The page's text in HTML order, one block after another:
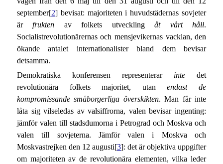
september[2] bevisat: majoriteten i huvudstädernas sovjeter
ärfrukten av folkets utvecklingåt vårt håll.
Socialistrevolutionärernas och mensjevikernas vacklan, den
ökande antalet internationalister bland dem bevisar
detsamma.
Demokratiska konferensen representerar inte det
revolutionära folkets majoritet, utanendast de
kompromissande småborgerliga överskikten. Man får inte
låta sig vilseledas av valsiffrorna, valen bevisar ingenting:
jämför valen till stadsdumorna i Petrograd och Moskva och
valen till sovjeterna. Jämför valen i Moskva och
Moskvastrejken den 12 augusti[3]: det är objektiva uppgifter
om majoriteten av de revolutionära elementen, vilka leder